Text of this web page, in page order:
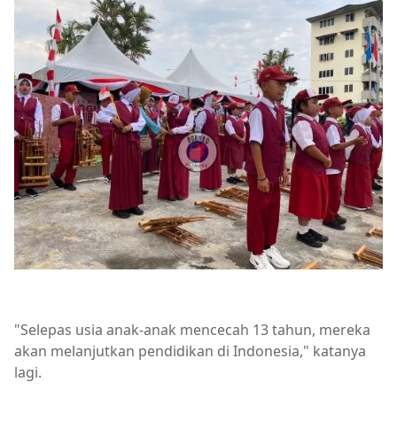
"Selepas usia anak-anak mencecah 13 tahun, mereka
akan melanjutkan pendidikan di Indonesia," katanya
lagi.